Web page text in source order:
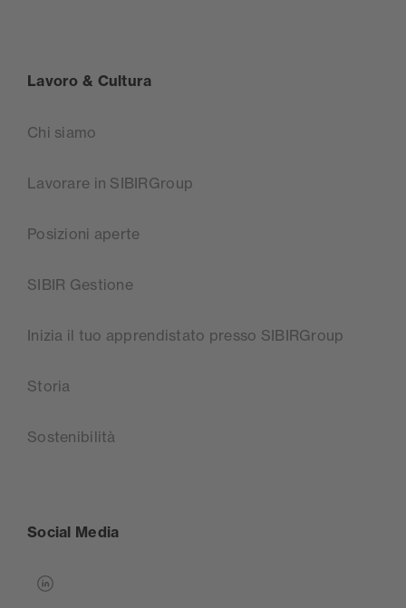
Lavoro & Cultura
Chi siamo
Lavorare in SIBIRGroup
Posizioni aperte
SIBIR Gestione
Inizia il tuo apprendistato presso SIBIRGroup
Storia
Sostenibilità
Social Media
linkedin